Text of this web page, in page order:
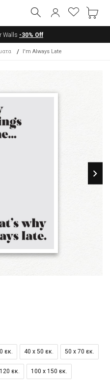
Walls -30% Off
I'm Always Late
εκ. 40 x 50 εκ. 50 x 70 εκ.
εκ. 100 x 150 εκ.